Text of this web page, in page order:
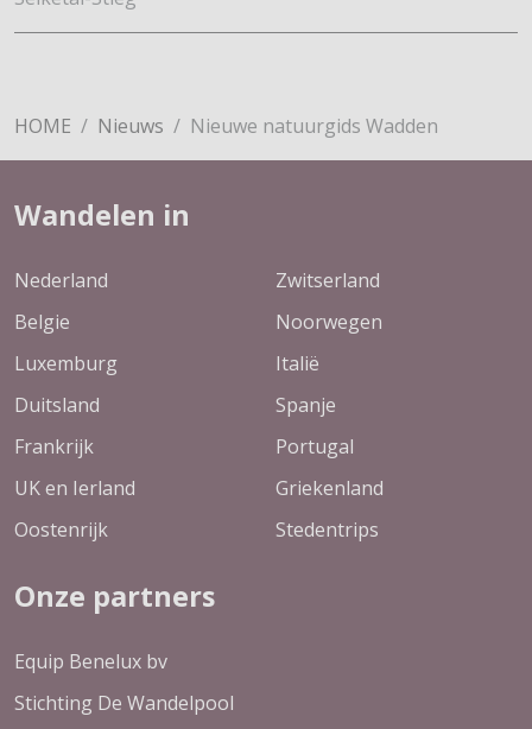
HOME Nieuws Nieuwe natuurgids Wadden
Wandelen in
Nederland
Belgie
Luxemburg
Duitsland
Frankrijk
UK en Ierland
Oostenrijk
Zwitserland
Noorwegen
Italië
Spanje
Portugal
Griekenland
Stedentrips
Onze partners
Equip Benelux bv
Stichting De Wandelpool